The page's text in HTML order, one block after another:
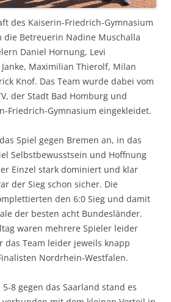
des Kaiserin-Friedrich-Gymnasium
die Betreuerin Nadine Muschalla
Daniel Hornung, Levi
Maximilian Thierolf, Milan
Knof. Das Team wurde dabei vom
der Stadt Bad Homburg und
Friedrich-Gymnasium eingekleidet.
Spiel gegen Bremen an, in das
Selbstbewusstsein und Hoffnung
Einzel stark dominiert und klar
der Sieg schon sicher. Die
den 6:0 Sieg und damit
der besten acht Bundesländer.
waren mehrere Spieler leider
das Team leider jeweils knapp
Nordrhein-Westfalen.
8 gegen das Saarland stand es